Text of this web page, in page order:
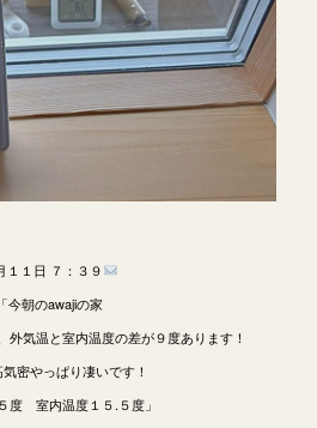
１１日 ７：３９
「今朝のawajiの家
外気温と室内温度の差が９度あります！
密やっぱり凄いです！
度 室内温度１５.５度」